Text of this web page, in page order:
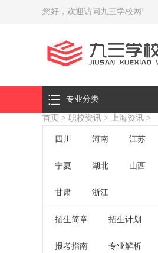
您好，欢迎访问九三学校网!
专业分类
首页 > 职校资讯 > 上海资讯 >
四川 河南 江苏
宁夏 湖北 山西
甘肃 浙江
招生简章 招生计划
报考指南 专业解析